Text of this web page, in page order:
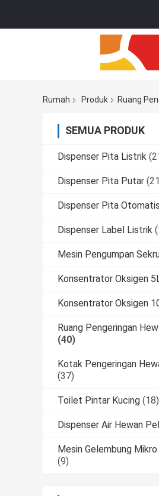
Rumah Produk Ruang
SEMUA PRODUK
Dispenser Pita Listrik
Dispenser Pita Putar
Dispenser Pita Otomatis
Dispenser Label Listrik
Mesin Pengumpan
Konsentrator Oksigen
Konsentrator Oksigen
Ruang Pengeringan
(40)
Kotak Pengeringan
(37)
Toilet Pintar Kucing (18)
Dispenser Air Hewan
Mesin Gelembung
(9)